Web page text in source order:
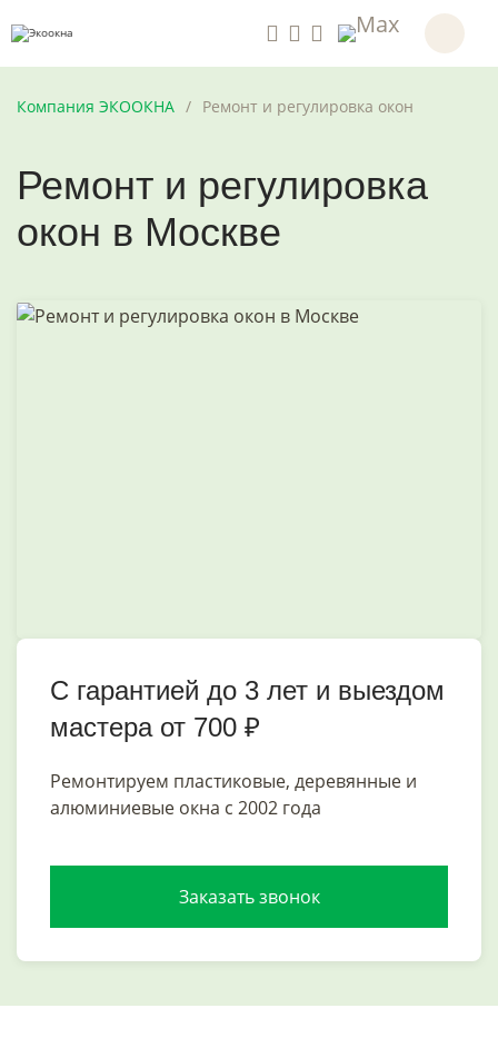
Компания ЭКООКНА Ремонт и регулировка окон
Ремонт и регулировка
окон в Москве
С гарантией до 3 лет и выездом
мастера от 700 ₽
Ремонтируем пластиковые, деревянные и
алюминиевые окна с 2002 года
Заказать звонок